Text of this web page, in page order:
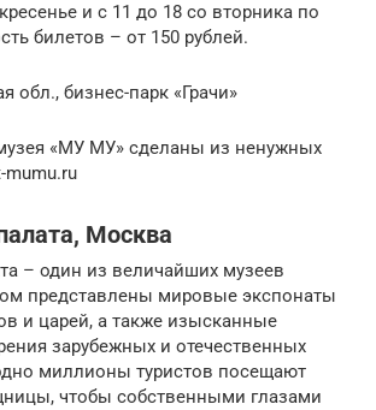
и с 11 до 18 со вторника по
билетов – от 150 рублей.
обл., бизнес-парк «Грачи»
«МУ МУ» сделаны из ненужных
Москва
– один из величайших музеев
представлены мировые экспонаты
и царей, а также изысканные
зарубежных и отечественных
миллионы туристов посещают
чтобы собственными глазами